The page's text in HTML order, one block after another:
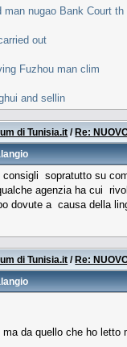
nugao Bank Court th
out
Fuzhou man clim
and sellin
di Tunisia.it /Re:
sopratutto su
agenzia ha cui
dovute a causa della
di Tunisia.it /Re:
da quello che ho